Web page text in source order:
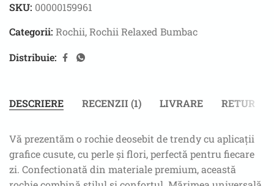
SKU: 00000159961
Categorii: Rochii,Rochii Relaxed Bumbac
Distribuie:
DESCRIERE RECENZII (1) LIVRARE RETUR
Vă prezentăm o rochie deosebit de trendy cu aplicații
grafice cusute, cu perle și flori, perfectă pentru fiecare
zi. Confectionată din materiale premium, această